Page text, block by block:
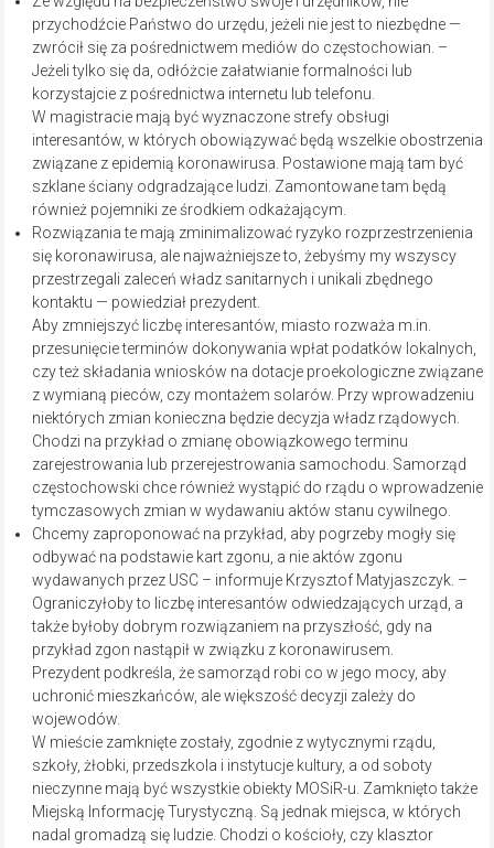
przychodźcie Państwo do urzędu, jeżeli nie jest to niezbędne —
zwrócił się za pośrednictwem mediów do częstochowian. –
Jeżeli tylko się da, odłóżcie załatwianie formalności lub
korzystajcie z pośrednictwa internetu lub telefonu.
W magistracie mają być wyznaczone strefy obsługi
interesantów, w których obowiązywać będą wszelkie obostrzenia
związane z epidemią koronawirusa. Postawione mają tam być
szklane ściany odgradzające ludzi. Zamontowane tam będą
również pojemniki ze środkiem odkażającym.
Rozwiązania te mają zminimalizować ryzyko rozprzestrzenienia
się koronawirusa, ale najważniejsze to, żebyśmy my wszyscy
przestrzegali zaleceń władz sanitarnych i unikali zbędnego
kontaktu — powiedział prezydent.
Aby zmniejszyć liczbę interesantów, miasto rozważa m.in.
przesunięcie terminów dokonywania wpłat podatków lokalnych,
czy też składania wniosków na dotacje proekologiczne związane
z wymianą pieców, czy montażem solarów. Przy wprowadzeniu
niektórych zmian konieczna będzie decyzja władz rządowych.
Chodzi na przykład o zmianę obowiązkowego terminu
zarejestrowania lub przerejestrowania samochodu. Samorząd
częstochowski chce również wystąpić do rządu o wprowadzenie
tymczasowych zmian w wydawaniu aktów stanu cywilnego.
Chcemy zaproponować na przykład, aby pogrzeby mogły się
odbywać na podstawie kart zgonu, a nie aktów zgonu
wydawanych przez USC – informuje Krzysztof Matyjaszczyk. –
Ograniczyłoby to liczbę interesantów odwiedzających urząd, a
także byłoby dobrym rozwiązaniem na przyszłość, gdy na
przykład zgon nastąpił w związku z koronawirusem.
Prezydent podkreśla, że samorząd robi co w jego mocy, aby
uchronić mieszkańców, ale większość decyzji zależy do
wojewodów.
W mieście zamknięte zostały, zgodnie z wytycznymi rządu,
szkoły, żłobki, przedszkola i instytucje kultury, a od soboty
nieczynne mają być wszystkie obiekty MOSiR-u. Zamknięto także
Miejską Informację Turystyczną. Są jednak miejsca, w których
nadal gromadzą się ludzie. Chodzi o kościoły, czy klasztor